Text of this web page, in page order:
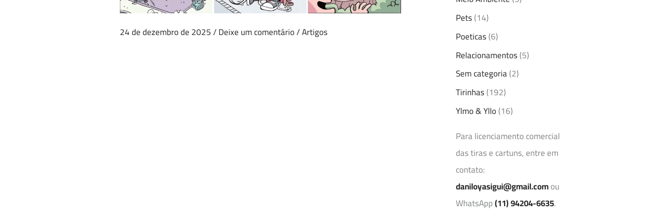
24 de dezembro de 2025/Deixe um comentário/Artigos
Pets(14)
Poeticas(6)
Relacionamentos(5)
Sem categoria(2)
Tirinhas(192)
Ylmo & Yllo(16)
Para licenciamento comercial
das tiras e cartuns, entre em
contato:
daniloyasigui@gmail.comou
WhatsApp(11) 94204-6635.